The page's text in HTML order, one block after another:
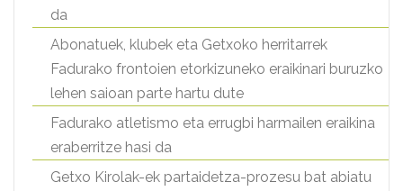
da
Abonatuek, klubek eta Getxoko herritarrek
Fadurako frontoien etorkizuneko eraikinari buruzko
lehen saioan parte hartu dute
Fadurako atletismo eta errugbi harmailen eraikina
eraberritze hasi da
Getxo Kirolak-ek partaidetza-prozesu bat abiatu